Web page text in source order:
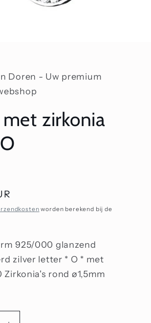
Doren - Uw premium
zirkonia
worden berekend bij de
925/000 glanzend
zilver letter * O * met
Zirkonia's rond ø1,5mm